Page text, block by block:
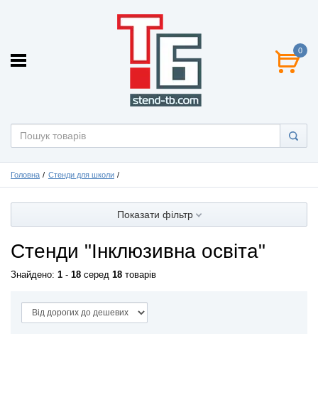
0
Головна Стенди для школи
Показати фільтр
Стенди "Інклюзивна освіта"
Знайдено: 1 - 18 серед 18 товарів